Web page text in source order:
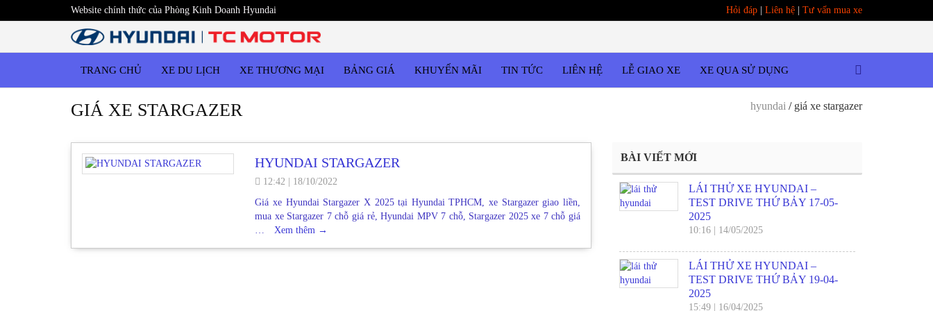
Website chính thức của Phòng Kinh Doanh Hyundai Hỏi đáp Liên hệ Tư vấn mua xe
TRANG CHỦ XE DU LỊCH XE THƯƠNG MẠI BẢNG GIÁ KHUYẾN MÃI TIN TỨC LIÊN HỆ LỄ GIAO XE XE QUA SỬ DỤNG
GIÁ XE STARGAZER hyundai / giá xe stargazer
HYUNDAI STARGAZER
12:42
18/10/2022
Giá xe Hyundai Stargazer X 2025 tại Hyundai TPHCM, xe Stargazer giao liền,
mua xe Stargazer 7 chỗ giá rẻ, Hyundai MPV 7 chỗ, Stargazer 2025 xe 7 chỗ giá
…
Xem thêm →
BÀI VIẾT MỚI
LÁI THỬ XE HYUNDAI –
TEST DRIVE THỨ BẢY 17-05-
2025
10:16 14/05/2025
LÁI THỬ XE HYUNDAI –
TEST DRIVE THỨ BẢY 19-04-
2025
15:49 16/04/2025